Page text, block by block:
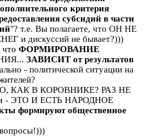
критерия
субсидий в части
"? т.е. Вы полагаете, что ОН НЕ
и дискуссий не бывает?)))
ФОРМИРОВАНИЕ
ЗАВИСИТ от результатов
- политической ситуации на
КАК В КОРОВНИКЕ? РАЗ НЕ
- ЭТО И ЕСТЬ НАРОДНОЕ
формируют общественное